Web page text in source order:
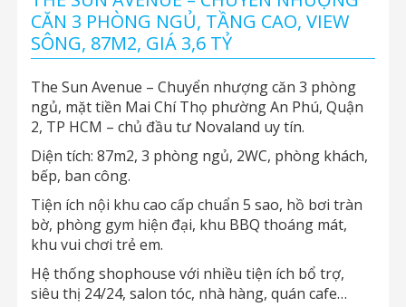
CĂN 3 PHÒNG NGỦ, TẦNG CAO, VIEW
SÔNG, 87M2, GIÁ 3,6 TỶ
The Sun Avenue – Chuyển nhượng căn 3 phòng
ngủ, mặt tiền Mai Chí Thọ phường An Phú, Quận
2, TP HCM – chủ đầu tư Novaland uy tín.
Diện tích: 87m2, 3 phòng ngủ, 2WC, phòng khách,
bếp, ban công.
Tiện ích nội khu cao cấp chuẩn 5 sao, hồ bơi tràn
bờ, phòng gym hiện đại, khu BBQ thoáng mát,
khu vui chơi trẻ em.
Hệ thống shophouse với nhiều tiện ích bổ trợ,
siêu thị 24/24, salon tóc, nhà hàng, quán cafe…